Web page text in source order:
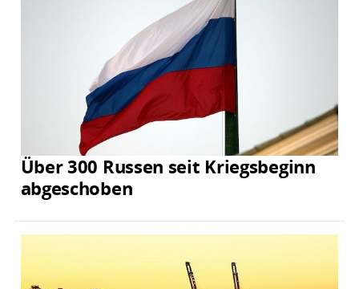
Über 300 Russen seit Kriegsbeginn
abgeschoben